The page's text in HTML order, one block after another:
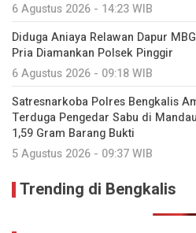
6 Agustus 2026 - 14:23 WIB
Diduga Aniaya Relawan Dapur
Pria Diamankan Polsek Pinggir
6 Agustus 2026 - 09:18 WIB
Satresnarkoba Polres Bengkalis
Terduga Pengedar Sabu di
1,59 Gram Barang Bukti
5 Agustus 2026 - 09:37 WIB
Trending di Bengkalis